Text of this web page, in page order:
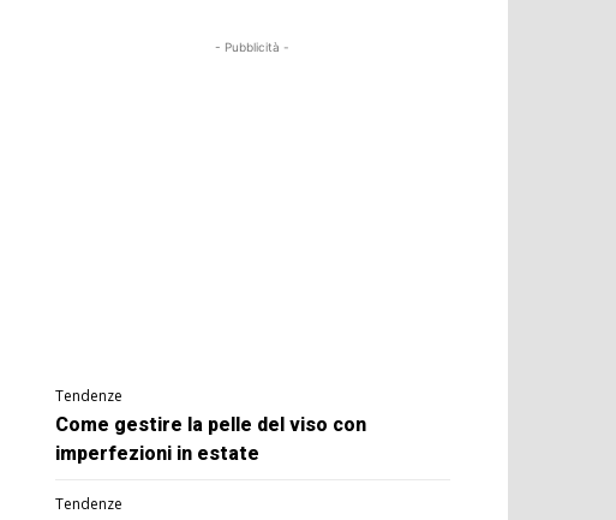
- Pubblicità -
Tendenze
Come gestire la pelle del viso con
imperfezioni in estate
Tendenze